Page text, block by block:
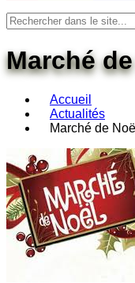
Marché
Accueil
Actualités
Marché de